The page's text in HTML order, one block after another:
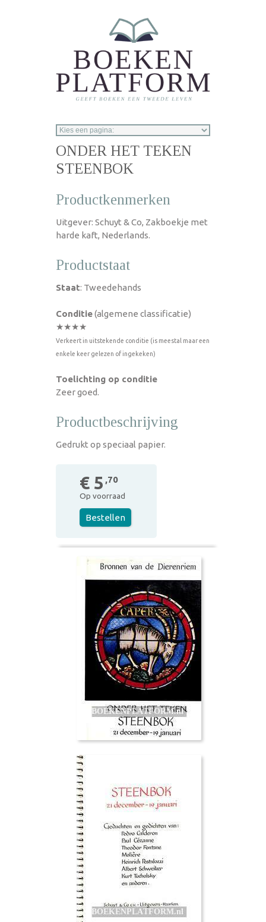
ONDER HET TEKEN
STEENBOK
Productkenmerken
Uitgever: Schuyt & Co, Zakboekje met
harde kaft, Nederlands.
Productstaat
Staat: Tweedehands
Conditie(algemene classificatie)
★★★★
Verkeert in uitstekende conditie (is meestal maar een
enkele keer gelezen of ingekeken)
Toelichting op conditie
Zeer goed.
Productbeschrijving
Gedrukt op speciaal papier.
€ 5 ,70
Op voorraad
Bestellen